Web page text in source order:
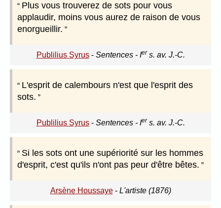
Plus vous trouverez de sots pour vous
applaudir, moins vous aurez de raison de vous
enorgueillir.
Publilius Syrus- Sentences - Ier s. av. J.-C.
L'esprit de calembours n'est que l'esprit des
sots.
Publilius Syrus- Sentences - Ier s. av. J.-C.
Si les sots ont une supériorité sur les hommes
d'esprit, c'est qu'ils n'ont pas peur d'être bêtes.
Arsène Houssaye- L'artiste (1876)